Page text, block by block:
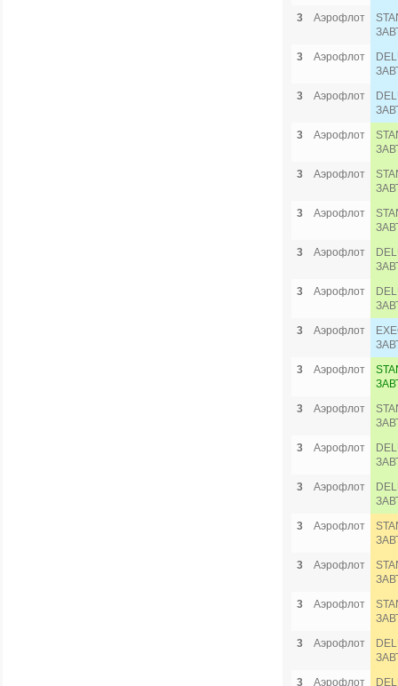
3
Аэрофлот
3
Аэрофлот
3
Аэрофлот
3
Аэрофлот
3
Аэрофлот
3
Аэрофлот
3
Аэрофлот
3
Аэрофлот
3
Аэрофлот
3
Аэрофлот
3
Аэрофлот
3
Аэрофлот
3
Аэрофлот
3
Аэрофлот
3
Аэрофлот
3
Аэрофлот
3
Аэрофлот
3
Аэрофлот